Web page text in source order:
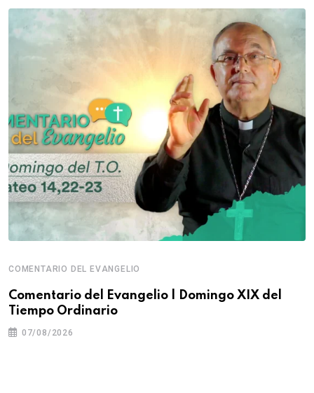
COMENTARIO DEL EVANGELIO
Comentario del Evangelio | Domingo XIX del
Tiempo Ordinario
07/08/2026